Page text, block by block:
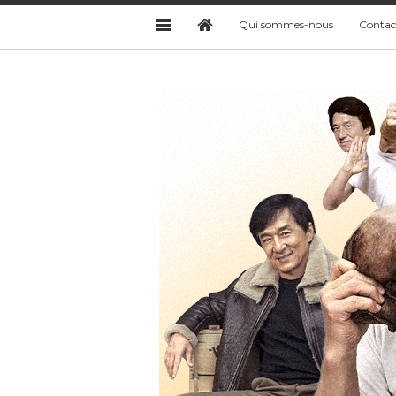
Qui sommes-nous